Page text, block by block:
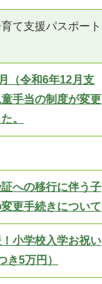
て支援パスポート
（令和6年12月支
手当の制度が変更
。
への移行に伴う子
更手続きについて
小学校入学お祝い
き5万円）